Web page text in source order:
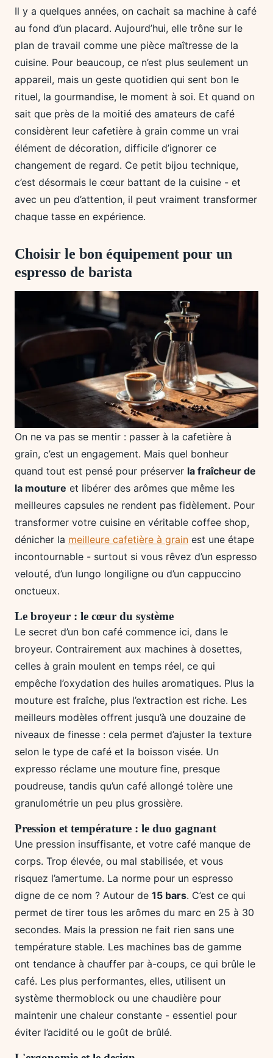
Il y a quelques années, on cachait sa machine à café
au fond d’un placard. Aujourd’hui, elle trône sur le
plan de travail comme une pièce maîtresse de la
cuisine. Pour beaucoup, ce n’est plus seulement un
appareil, mais un geste quotidien qui sent bon le
rituel, la gourmandise, le moment à soi. Et quand on
sait que près de la moitié des amateurs de café
considèrent leur cafetière à grain comme un vrai
élément de décoration, difficile d’ignorer ce
changement de regard. Ce petit bijou technique,
c’est désormais le cœur battant de la cuisine - et
avec un peu d’attention, il peut vraiment transformer
chaque tasse en expérience.
Choisir le bon équipement pour un
espresso de barista
On ne va pas se mentir : passer à la cafetière à
grain, c’est un engagement. Mais quel bonheur
quand tout est pensé pour préserver la fraîcheur de
la mouture et libérer des arômes que même les
meilleures capsules ne rendent pas fidèlement. Pour
transformer votre cuisine en véritable coffee shop,
dénicher la meilleure cafetière à grain est une étape
incontournable - surtout si vous rêvez d’un espresso
velouté, d’un lungo longiligne ou d’un cappuccino
onctueux.
Le broyeur : le cœur du système
Le secret d’un bon café commence ici, dans le
broyeur. Contrairement aux machines à dosettes,
celles à grain moulent en temps réel, ce qui
empêche l’oxydation des huiles aromatiques. Plus la
mouture est fraîche, plus l’extraction est riche. Les
meilleurs modèles offrent jusqu’à une douzaine de
niveaux de finesse : cela permet d’ajuster la texture
selon le type de café et la boisson visée. Un
expresso réclame une mouture fine, presque
poudreuse, tandis qu’un café allongé tolère une
granulométrie un peu plus grossière.
Pression et température : le duo gagnant
Une pression insuffisante, et votre café manque de
corps. Trop élevée, ou mal stabilisée, et vous
risquez l’amertume. La norme pour un espresso
digne de ce nom ? Autour de 15 bars. C’est ce qui
permet de tirer tous les arômes du marc en 25 à 30
secondes. Mais la pression ne fait rien sans une
température stable. Les machines bas de gamme
ont tendance à chauffer par à-coups, ce qui brûle le
café. Les plus performantes, elles, utilisent un
système thermoblock ou une chaudière pour
maintenir une chaleur constante - essentiel pour
éviter l’acidité ou le goût de brûlé.